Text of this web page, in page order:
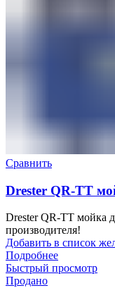
Сравнить
Drester QR-TT
Drester QR-TT мойка
производителя!
Добавить в список
Подробнее
Быстрый просмотр
Продано